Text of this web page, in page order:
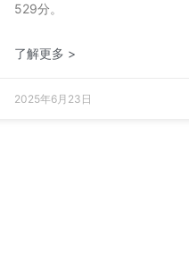
529分。
了解更多 >
2025年6月23日